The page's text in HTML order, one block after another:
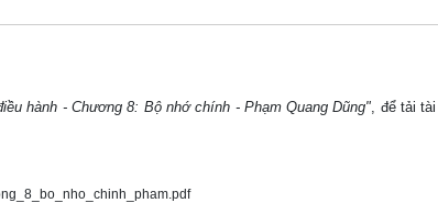
hành - Chương 8: Bộ nhớ chính - Phạm Quang Dũng", để tải